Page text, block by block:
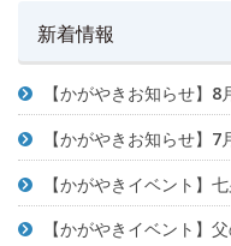
新着情報
【かがやきお知らせ】
【かがやきお知らせ】
【かがやきイベント】
【かがやきイベント】